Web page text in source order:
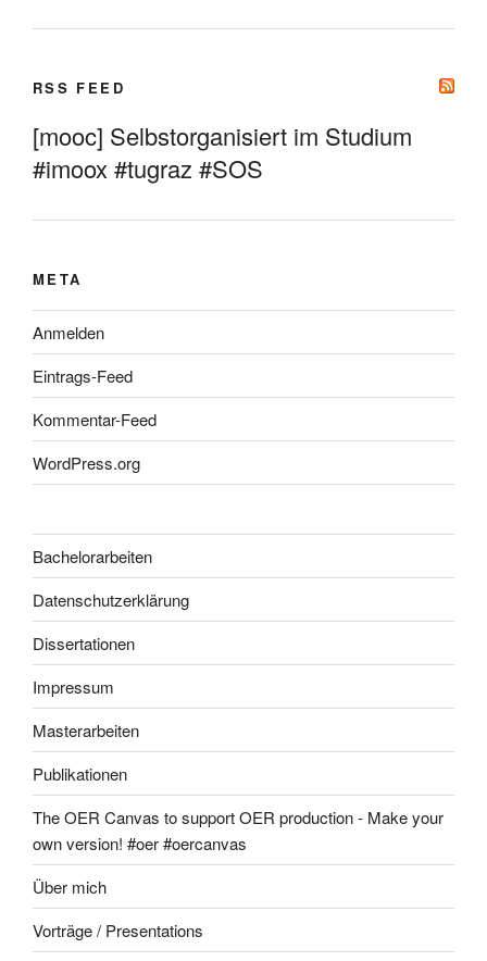
RSS FEED
[mooc] Selbstorganisiert im Studium
#imoox #tugraz #SOS
META
Anmelden
Eintrags-Feed
Kommentar-Feed
WordPress.org
Bachelorarbeiten
Datenschutzerklärung
Dissertationen
Impressum
Masterarbeiten
Publikationen
The OER Canvas to support OER production - Make your
own version! #oer #oercanvas
Über mich
Vorträge / Presentations